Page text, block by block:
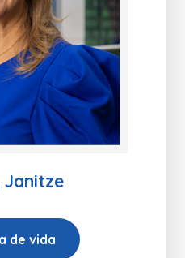
Janitze
de vida